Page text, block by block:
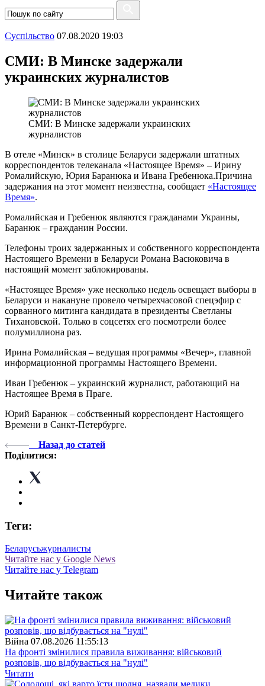
Суспiльство 07.08.2020 19:03
СМИ: В Минске задержали
украинских журналистов
СМИ: В Минске задержали украинских
журналистов
В отеле «Минск» в столице Беларуси задержали штатных
корреспондентов телеканала «Настоящее Время» – Ирину
Ромалийскую, Юрия Баранюка и Ивана Гребенюка.Причина
задержания на этот момент неизвестна, сообщает «Настоящее
Время».
Ромалийская и Гребенюк являются гражданами Украины,
Баранюк – гражданин России.
Телефоны троих задержанных и собственного корреспондента
Настоящего Времени в Беларуси Романа Васюковича в
настоящий момент заблокированы.
«Настоящее Время» уже несколько недель освещает выборы в
Беларуси и накануне провело четырехчасовой спецэфир с
сорванного митинга кандидата в президенты Светланы
Тихановской. Только в соцсетях его посмотрели более
полумиллиона раз.
Ирина Ромалийская – ведущая программы «Вечер», главной
информационной программы Настоящего Времени.
Иван Гребенюк – украинский журналист, работающий на
Настоящее Время в Праге.
Юрий Баранюк – собственный корреспондент Настоящего
Времени в Санкт-Петербурге.
Назад до статей
Поділитися:
Теги:
Беларусьжурналисты
Читайте нас у Google News
Читайте нас у Telegram
Читайте також
Війна 07.08.2026 11:55:13
На фронті змінилися правила виживання: військовий
розповів, що відбувається на "нулі"
Читати